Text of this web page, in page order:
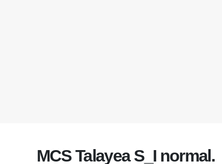
MCS Talayea S_I normal.